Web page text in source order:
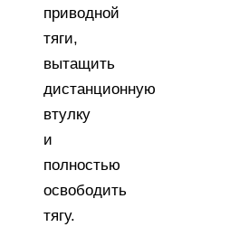
приводной
тяги,
вытащить
дистанционную
втулку
и
полностью
освободить
тягу.